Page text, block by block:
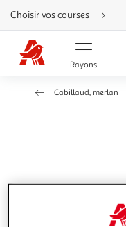
Aller
directement
au
contenu
Aller
directement
Aller
besoin
Choisir vos courses
Rayons
Cabillaud, merlan